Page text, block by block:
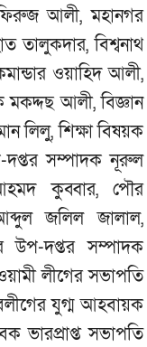
ফিরুজ আলী, মহানগর
তালুকদার, বিশ্বনাথ
ওয়াহিদ আলী,
আলী, বিজ্ঞান
লিলু, শিক্ষা বিষয়ক
দপ্তর সম্পাদক নূরুল
কুব্বার, পৌর
জলিল জালাল,
উপ-দপ্তর সম্পাদক
লীগের সভাপতি
যুগ্ম আহবায়ক
ভারপ্রাপ্ত সভাপতি